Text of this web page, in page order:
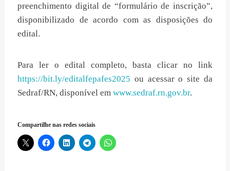
preenchimento digital de “formulário de inscrição”,
disponibilizado de acordo com as disposições do
edital.
Para ler o edital completo, basta clicar no link
https://bit.ly/editalfepafes2025 ou acessar o site da
Sedraf/RN, disponível em www.sedraf.rn.gov.br.
Compartilhe nas redes sociais